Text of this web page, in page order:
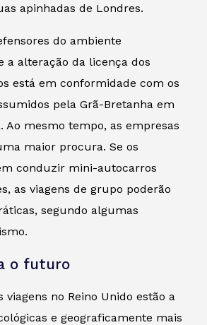
apinhadas de Londres.
do ambiente
a alteração da licença dos
está em conformidade com os
pela Grã-Bretanha em
Ao mesmo tempo, as empresas
maior procura. Se os
conduzir mini-autocarros
as viagens de grupo poderão
segundo algumas
o futuro
viagens no Reino Unido estão a
e geograficamente mais